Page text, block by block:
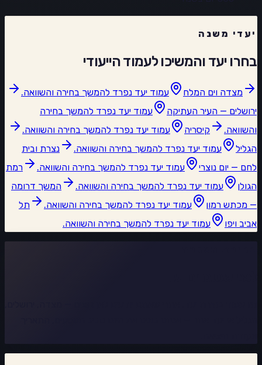
יעדי משנה
בחרו יעד והמשיכו לעמוד הייעודי
מצדה וים המלח
עמוד יעד נפרד להמשך בחירה והשוואה.
ירושלים — העיר העתיקה
עמוד יעד נפרד להמשך בחירה
והשוואה.
קיסריה
עמוד יעד נפרד להמשך בחירה והשוואה.
הגליל
עמוד יעד נפרד להמשך בחירה והשוואה.
נצרת ובית
לחם — יום נוצרי
עמוד יעד נפרד להמשך בחירה והשוואה.
רמת
הגולן
עמוד יעד נפרד להמשך בחירה והשוואה.
המשך דרומה
— מכתש רמון
עמוד יעד נפרד להמשך בחירה והשוואה.
תל
אביב ויפו
עמוד יעד נפרד להמשך בחירה והשוואה.